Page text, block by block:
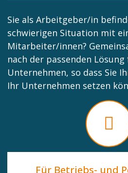
Sie als Arbeitgeber/in
schwierigen Situation mit
Mitarbeiter/innen?
nach der passenden
Unternehmen, so dass Sie
Ihr Unternehmen setzen
Für Betriebs- und